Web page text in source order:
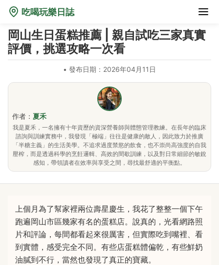
吃喝玩樂日誌
岡山生日蛋糕推薦 | 親自試吃三家真實
評價，挑選攻略一次看
• 發布日期：2026年04月11日
作者： 夏禾
我是夏禾，一名擁有十年資歷的資深營養師與體態管理教練。在長年的臨床
諮詢與訓練實務中，我發現「極端」往往是健康的敵人，因此致力於推廣
「半糖主義」的生活美學。不追求過度禁慾的飲食，也不崇尚高強度的自我
壓榨，而是透過科學的烹飪邏輯、高效的間歇訓練，以及對日常細節的敏銳
感知，帶領讀者在效率與享受之間，尋找最舒適的平衡點。
上個月為了幫家裡兩位壽星慶生，我花了整整一個下午
跑遍岡山市區幾家有名的蛋糕店。說真的，光看網路照
片和評論，每間都看起來很厲害，但實際吃到嘴裡、看
到實體，感受完全不同。有些店蛋糕體偏乾，有些鮮奶
油膩到不行，當然也發現了真正的寶藏。